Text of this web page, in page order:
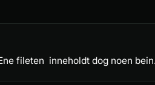
fileten  inneholdt dog noen bein.